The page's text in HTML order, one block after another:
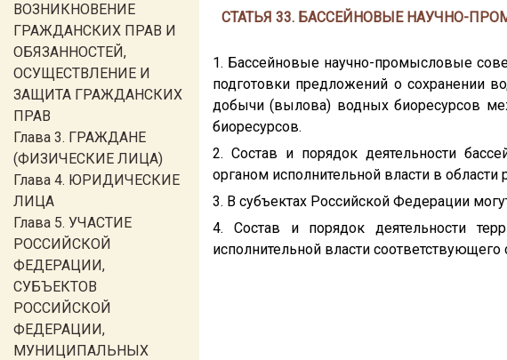
ВОЗНИКНОВЕНИЕ
ГРАЖДАНСКИХ ПРАВ И
ОБЯЗАННОСТЕЙ,
ОСУЩЕСТВЛЕНИЕ И
ЗАЩИТА ГРАЖДАНСКИХ
ПРАВ
Глава 3. ГРАЖДАНЕ
(ФИЗИЧЕСКИЕ ЛИЦА)
Глава 4. ЮРИДИЧЕСКИЕ
ЛИЦА
Глава 5. УЧАСТИЕ
РОССИЙСКОЙ
ФЕДЕРАЦИИ,
СУБЪЕКТОВ
РОССИЙСКОЙ
ФЕДЕРАЦИИ,
МУНИЦИПАЛЬНЫХ
СТАТЬЯ 33. БАССЕЙНОВЫЕ НАУЧНО-
1. Бассейновые научно-промысловые
подготовки предложений о сохранении
добычи (вылова) водных биоресурсов
биоресурсов.
2. Состав и порядок деятельности
органом исполнительной власти в области
3. В субъектах Российской Федерации
4. Состав и порядок деятельности
исполнительной власти